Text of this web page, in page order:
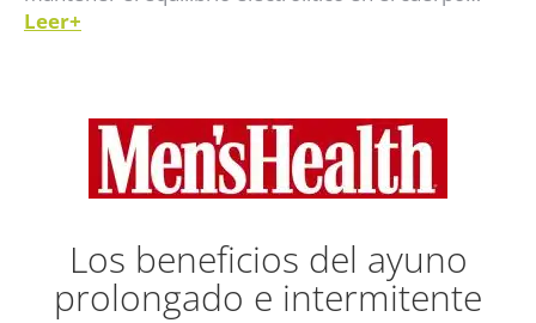
Leer+
Los beneficios del ayuno
prolongado e intermitente